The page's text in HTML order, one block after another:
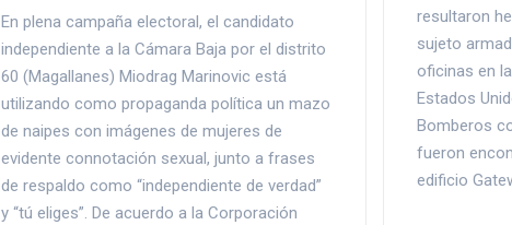
En plena campaña electoral, el candidato
independiente a la Cámara Baja por el distrito
60 (Magallanes) Miodrag Marinovic está
utilizando como propaganda política un mazo
de naipes con imágenes de mujeres de
evidente connotación sexual, junto a frases
de respaldo como “independiente de verdad”
y “tú eliges”. De acuerdo a la Corporación
resultaron
sujeto
oficinas en
Estados
Bomberos
fueron
edificio